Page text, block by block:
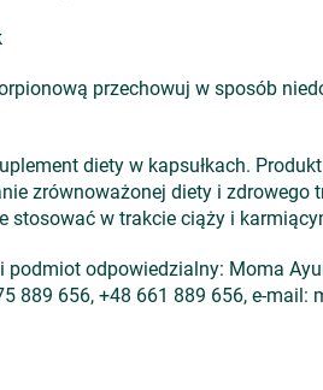
przechowuj w sposób
diety w kapsułkach.
zrównoważonej diety i
stosować w trakcie ciąży i
podmiot odpowiedzialny: Moma
889 656, +48 661 889 656, e-mail: